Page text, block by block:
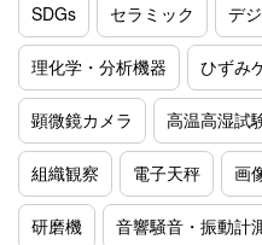
SDGs セラミック デ
理化学・分析機器 ひずみ
顕微鏡カメラ 高温高湿試
組織観察 電子天秤 画
研磨機 音響騒音・振動計